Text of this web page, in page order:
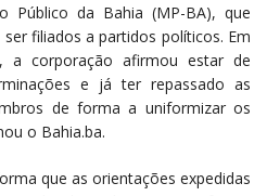
Público da Bahia (MP-BA), que
filiados a partidos políticos. Em
a corporação afirmou estar de
e já ter repassado as
de forma a uniformizar os
o Bahia.ba.
que as orientações expedidas